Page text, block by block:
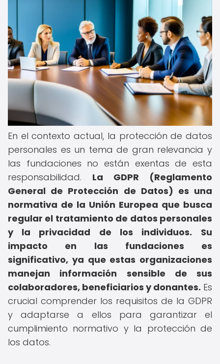
En el contexto actual, la protección de datos
personales es un tema de gran relevancia y
las fundaciones no están exentas de esta
responsabilidad. La GDPR (Reglamento
General de Protección de Datos) es una
normativa de la Unión Europea que busca
regular el tratamiento de datos personales
y la privacidad de los individuos.
Su
impacto en las fundaciones es
significativo, ya que estas organizaciones
manejan información sensible de sus
colaboradores, beneficiarios y donantes. Es
crucial comprender los requisitos de la GDPR
y adaptarse a ellos para garantizar el
cumplimiento normativo y la protección de
los datos.